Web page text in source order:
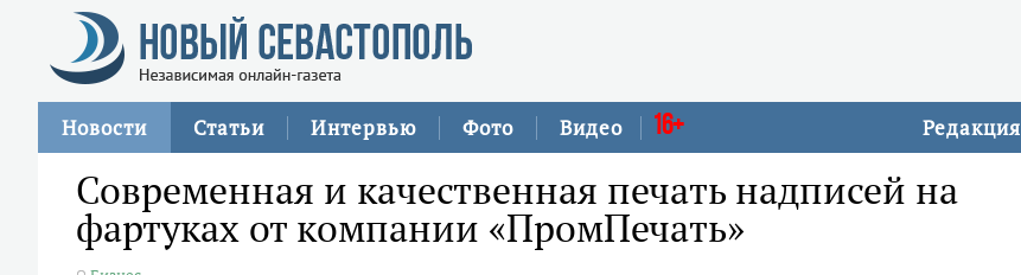
Редакция
Новости Статьи Интервью Фото Видео 16+
Современная и качественная печать надписей на
фартуках от компании «ПромПечать»